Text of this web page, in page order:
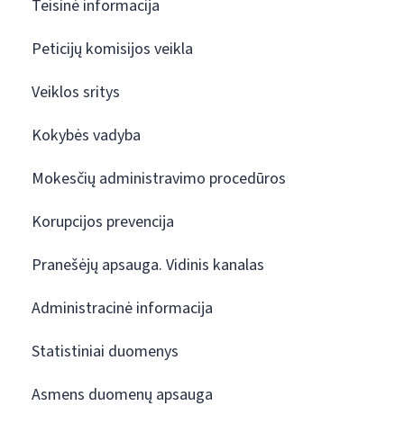
Teisinė informacija
Peticijų komisijos veikla
Veiklos sritys
Kokybės vadyba
Mokesčių administravimo procedūros
Korupcijos prevencija
Pranešėjų apsauga. Vidinis kanalas
Administracinė informacija
Statistiniai duomenys
Asmens duomenų apsauga